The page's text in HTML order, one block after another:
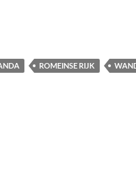
de schaduwzijden van
ROMEINSE RIJK